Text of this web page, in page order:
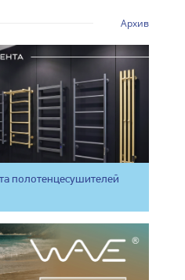
Архив
полотенцесушителей